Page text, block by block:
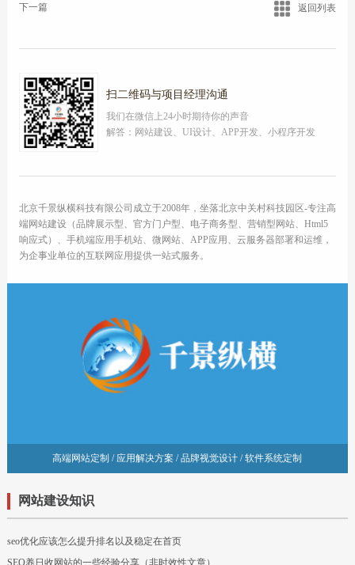
下一篇 返回列表
扫二维码与项目经理沟通
我们在微信上24小时期待你的声音
解答：网站建设、UI设计、APP开发、小程序开发
北京千景纵横科技有限公司成立于2008年，坐落北京中关村科技园区-专注高
端网站建设（品牌展示型、官方门户型、电子商务型、营销型网站、Html5
响应式）、手机端应用手机站、微网站、APP应用、云服务器部署和运维，
为企事业单位的互联网应用提供一站式服务。
高端网站定制 / 应用解决方案 / 品牌视觉设计 / 软件系统定制
网站建设知识
seo优化应该怎么提升排名以及稳定在首页
SEO养日收网站的一些经验分享（非时效性文章）